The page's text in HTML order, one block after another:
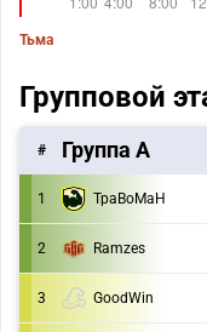
Тьма
Групповой
# Группа A
1 TpaBoMaH
2 Ramzes
3 GoodWin